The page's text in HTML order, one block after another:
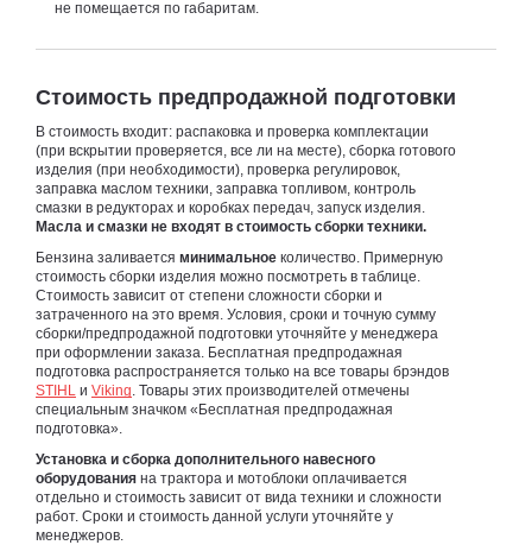
не помещается по габаритам.
Стоимость предпродажной подготовки
В стоимость входит: распаковка и проверка комплектации
(при вскрытии проверяется, все ли на месте), сборка готового
изделия (при необходимости), проверка регулировок,
заправка маслом техники, заправка топливом, контроль
смазки в редукторах и коробках передач, запуск изделия.
Масла и смазки не входят в стоимость сборки техники.
Бензина заливается минимальное количество. Примерную
стоимость сборки изделия можно посмотреть в таблице.
Стоимость зависит от степени сложности сборки и
затраченного на это время. Условия, сроки и точную сумму
сборки/предпродажной подготовки уточняйте у менеджера
при оформлении заказа. Бесплатная предпродажная
подготовка распространяется только на все товары брэндов
STIHL и Viking . Товары этих производителей отмечены
специальным значком «Бесплатная предпродажная
подготовка».
Установка и сборка дополнительного навесного
оборудования на трактора и мотоблоки оплачивается
отдельно и стоимость зависит от вида техники и сложности
работ. Сроки и стоимость данной услуги уточняйте у
менеджеров.